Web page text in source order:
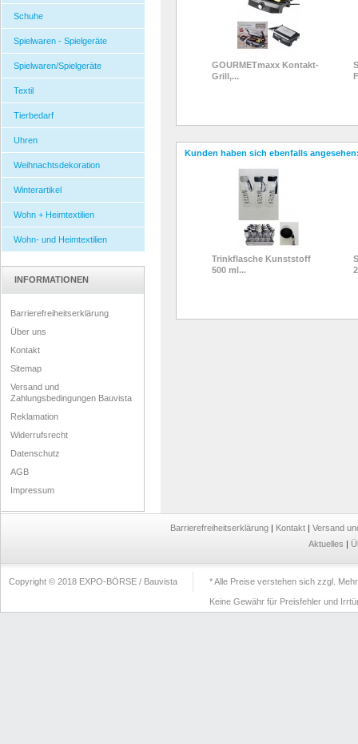
Schuhe
Spielwaren - Spielgeräte
Spielwaren/Spielgeräte
Textil
Tierbedarf
Uhren
Weihnachtsdekoration
Winterartikel
Wohn + Heimtextilien
Wohn- und Heimtextilien
INFORMATIONEN
Barrierefreiheitserklärung
Über uns
Kontakt
Sitemap
Versand und
Zahlungsbedingungen Bauvista
Reklamation
Widerrufsrecht
Datenschutz
AGB
Impressum
GOURMETmaxx Kontakt-
Grill,...
Kunden haben sich ebenfalls
Trinkflasche Kunststoff
500 ml...
Barrierefreiheitserklärung | Kontakt | Versand
Aktuelles |
Copyright © 2018 EXPO-BÖRSE / Bauvista * Alle Preise verstehen sich zzgl.
Keine Gewähr für Preisfehler und